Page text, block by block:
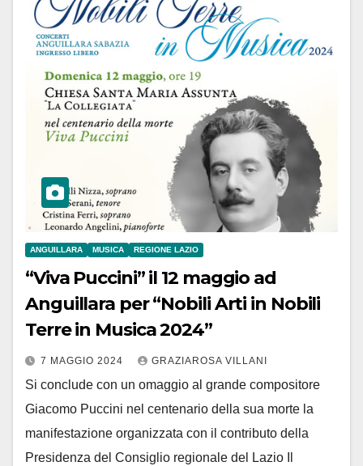
ANGUILLARA MUSICA REGIONE LAZIO
“Viva Puccini” il 12 maggio ad
Anguillara per “Nobili Arti in Nobili
Terre in Musica 2024”
7 MAGGIO 2024 GRAZIAROSA VILLANI
Si conclude con un omaggio al grande compositore
Giacomo Puccini nel centenario della sua morte la
manifestazione organizzata con il contributo della
Presidenza del Consiglio regionale del Lazio Il